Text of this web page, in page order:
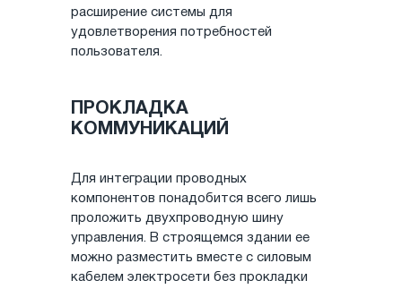
расширение системы для
удовлетворения потребностей
пользователя.
ПРОКЛАДКА
КОММУНИКАЦИЙ
Для интеграции проводных
компонентов понадобится всего лишь
проложить двухпроводную шину
управления. В строящемся здании ее
можно разместить вместе с силовым
кабелем электросети без прокладки